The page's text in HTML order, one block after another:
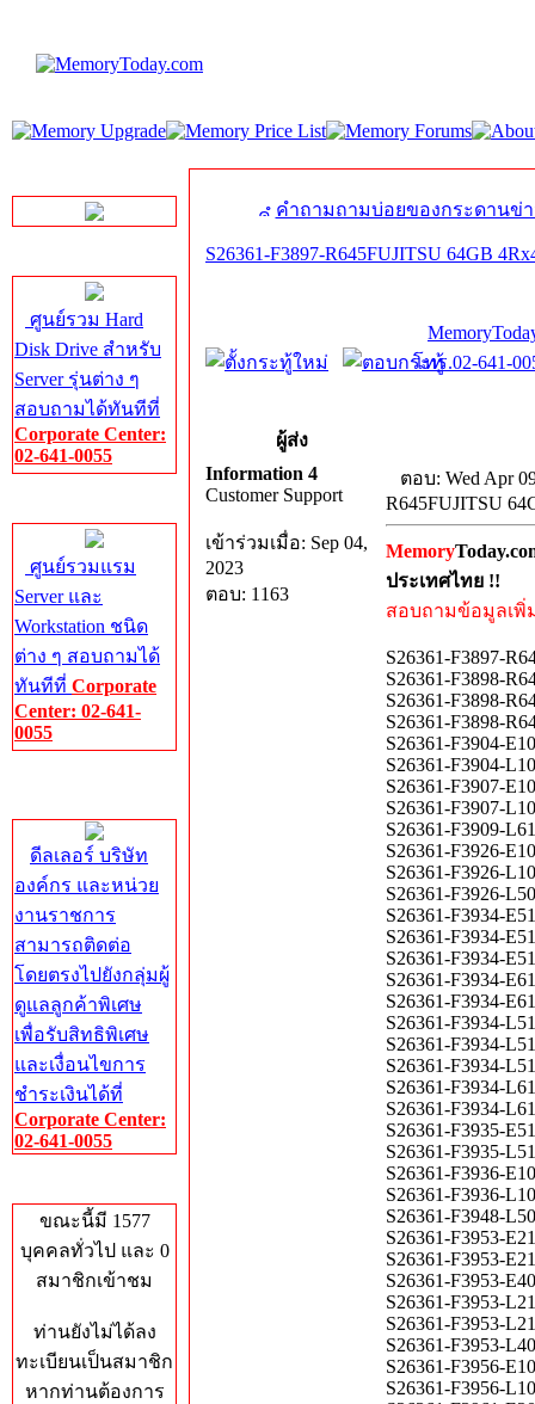
ศูนย์รวม Hard
Disk Drive สำหรับ
Server รุ่นต่าง ๆ
สอบถามได้ทันทีที่
Corporate Center:
02-641-0055
ศูนย์รวมแรม
Server และ
Workstation ชนิด
ต่าง ๆ สอบถามได้
ทันทีที่ Corporate
Center: 02-641-
0055
ดีลเลอร์ บริษัท
องค์กร และหน่วย
งานราชการ
สามารถติดต่อ
โดยตรงไปยังกลุ่มผู้
ดูแลลูกค้าพิเศษ
เพื่อรับสิทธิพิเศษ
และเงื่อนไขการ
ชำระเงินได้ที่
Corporate Center:
02-641-0055
ขณะนี้มี 1577
บุคคลทั่วไป และ 0
สมาชิกเข้าชม
ท่านยังไม่ได้ลง
ทะเบียนเป็นสมาชิก
หากท่านต้องการ
คำถามถามบ่อยของกระดานข่
S26361-F3897-R645FUJITSU 64GB
โทร.02-641-
ผู้ส่ง
Information 4
Customer Support
เข้าร่วมเมื่อ: Sep 04,
2023
ตอบ: 1163
ตอบ: Wed Apr
R645FUJITSU
Memory
ประเทศไทย !!
สอบถามข้อมูลเพิ่
S26361-F3897-
S26361-F3898-
S26361-F3898-
S26361-F3898-
S26361-F3904-
S26361-F3904-
S26361-F3907-
S26361-F3907-
S26361-F3909-
S26361-F3926-
S26361-F3926-
S26361-F3926-
S26361-F3934-
S26361-F3934-
S26361-F3934-
S26361-F3934-
S26361-F3934-
S26361-F3934-
S26361-F3934-
S26361-F3934-
S26361-F3934-
S26361-F3934-
S26361-F3935-
S26361-F3935-
S26361-F3936-
S26361-F3936-
S26361-F3948-
S26361-F3953-
S26361-F3953-
S26361-F3953-
S26361-F3953-
S26361-F3953-
S26361-F3953-
S26361-F3956-
S26361-F3956-